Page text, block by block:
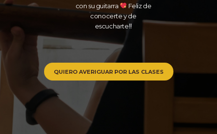
con su guitarra
Feliz de
conocerte y de
escucharte‼
QUIERO AVERIGUAR POR LAS CLASES